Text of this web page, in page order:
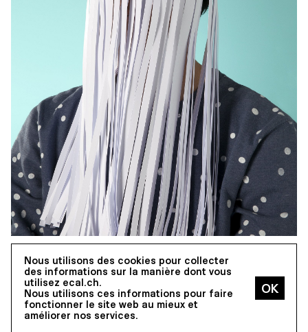
Nous utilisons des cookies pour collecter
des informations sur la manière dont vous
utilisez ecal.ch.
Nous utilisons ces informations pour faire
fonctionner le site web au mieux et
améliorer nos services.